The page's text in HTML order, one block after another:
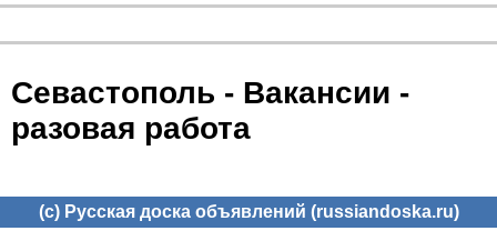
Севастополь - Вакансии -
разовая работа
(c) Русская доска объявлений (russiandoska.ru)